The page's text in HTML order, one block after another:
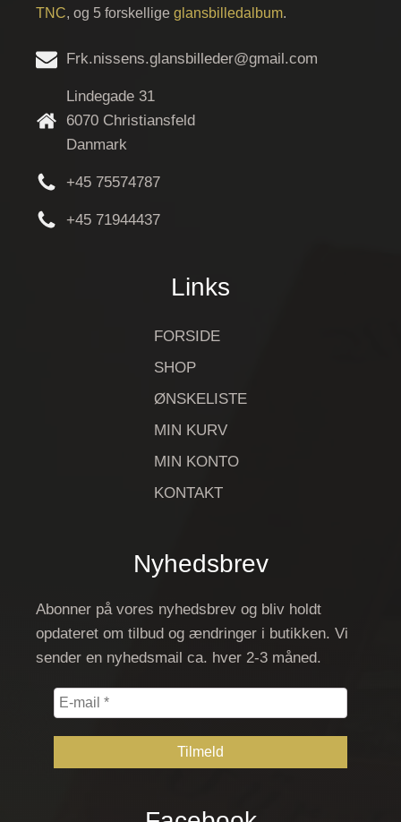
TNC, og 5 forskellige glansbilledalbum.
Frk.nissens.glansbilleder@gmail.com
Lindegade 31
6070 Christiansfeld
Danmark
+45 75574787
+45 71944437
Links
FORSIDE
SHOP
ØNSKELISTE
MIN KURV
MIN KONTO
KONTAKT
Nyhedsbrev
Abonner på vores nyhedsbrev og bliv holdt
opdateret om tilbud og ændringer i butikken. Vi
sender en nyhedsmail ca. hver 2-3 måned.
E-
mail